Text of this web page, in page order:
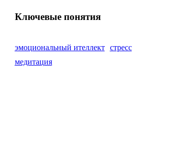
Ключевые понятия
эмоциональный ителлект
стресс
медитация